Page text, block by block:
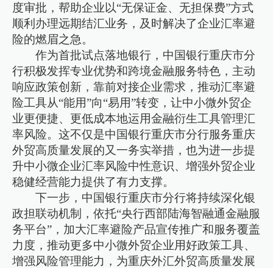
度审批，帮助企业以“无保证金、无担保费”方式
顺利办理远期结汇业务，及时解决了企业汇率避
险的燃眉之急。
作为首批试点落地银行，中国银行重庆市分
行积极发挥专业优势和跨境金融服务特色，主动
响应政策创新，靠前对接企业需求，推动汇率避
险工具从“能用”向“易用”转变，让中小微外贸企
业更便捷、更低成本地运用金融衍生工具管理汇
率风险。这不仅是中国银行重庆市分行服务重庆
外贸高质量发展的又一务实举措，也为进一步提
升中小微企业汇率风险中性意识、增强外贸企业
稳健经营能力提供了有力支撑。
下一步，中国银行重庆市分行将持续深化银
政担联动机制，依托“央行西部陆海智融通金融服
务平台”，加大汇率避险产品宣传推广和服务覆盖
力度，推动更多中小微外贸企业用好政策工具、
增强风险管理能力，为重庆外汇外贸高质量发展